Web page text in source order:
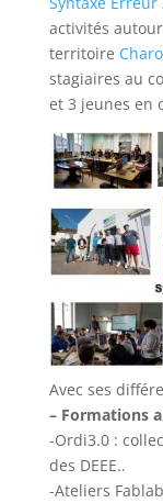
activités autour
territoire
stagiaires au
et 3 jeunes en
Avec ses
– Formations
-Ordi3.0 :
des DEEE..
-Ateliers